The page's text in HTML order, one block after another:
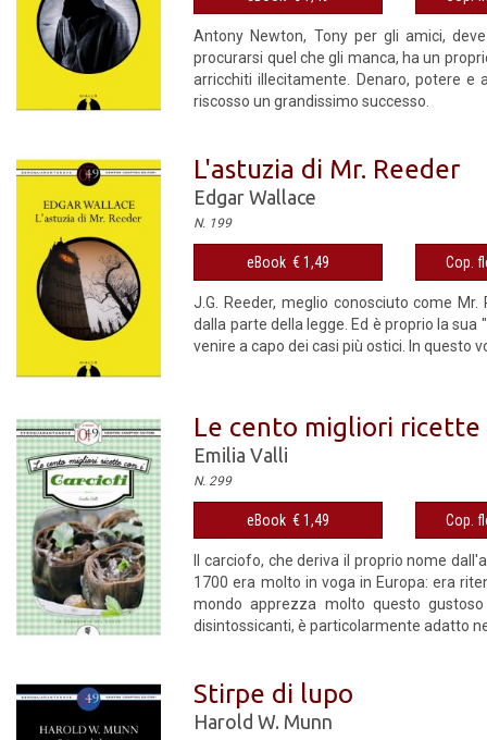
Antony Newton, Tony per gli amici,
procurarsi quel che gli manca, ha un
arricchiti illecitamente. Denaro, potere
riscosso un grandissimo successo.
L'astuzia di Mr. Reeder
Edgar Wallace
N. 199
eBook € 1,49 Cop.
J.G. Reeder, meglio conosciuto come
dalla parte della legge. Ed è proprio la
venire a capo dei casi più ostici. In
Le cento migliori ricette
Emilia Valli
N. 299
eBook € 1,49 Cop.
Il carciofo, che deriva il proprio nome
1700 era molto in voga in Europa: era
mondo apprezza molto questo
disintossicanti, è particolarmente adatto
Stirpe di lupo
Harold W. Munn